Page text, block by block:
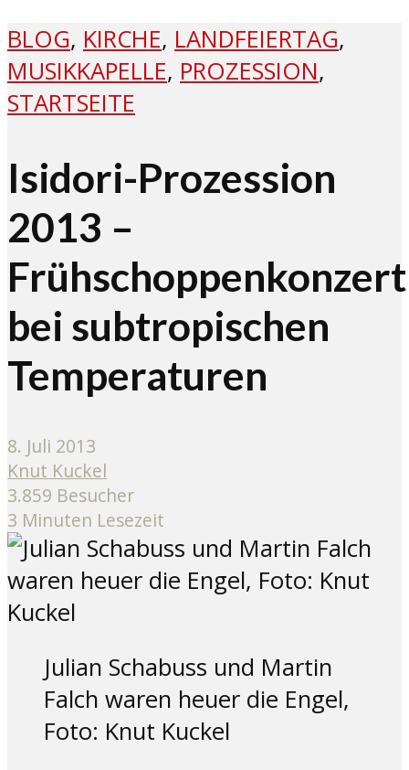
BLOG, KIRCHE, LANDFEIERTAG,
MUSIKKAPELLE, PROZESSION,
STARTSEITE
Isidori-Prozession
2013 –
Frühschoppenkonzert
bei subtropischen
Temperaturen
8. Juli 2013
Knut Kuckel
3.859 Besucher
3 Minuten Lesezeit
Julian Schabuss und Martin
Falch waren heuer die Engel,
Foto: Knut Kuckel